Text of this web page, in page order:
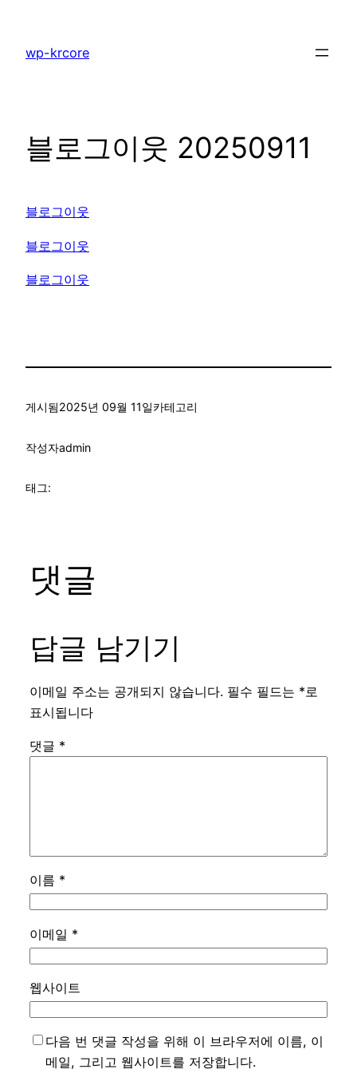
wp-krcore
블로그이웃 20250911
블로그이웃
블로그이웃
블로그이웃
게시됨2025년 09월 11일카테고리
작성자admin
태그:
댓글
답글 남기기
이메일 주소는 공개되지 않습니다. 필수 필드는 *로
표시됩니다
댓글 *
이름 *
이메일 *
웹사이트
다음 번 댓글 작성을 위해 이 브라우저에 이름, 이
메일, 그리고 웹사이트를 저장합니다.